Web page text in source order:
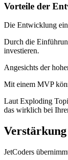
Vorteile der
Die Entwicklung
Durch die
investieren.
Angesichts der
Mit einem MVP
Laut Exploding
das wirklich bei
JetCoders